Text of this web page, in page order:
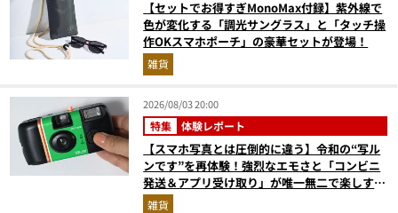
【セットでお得すぎMonoMax付録】紫外線で
色が変化する「調光サングラス」と「タッチ操
作OKスマホポーチ」の豪華セットが登場！
雑貨
2026/08/03 20:00
特集 体験レポート
【スマホ写真とは圧倒的に違う】令和の“写ル
ンです”を再体験！強烈なエモさと「コンビニ
発送＆アプリ受け取り」が唯一無二で楽しすぎ
た雑貨